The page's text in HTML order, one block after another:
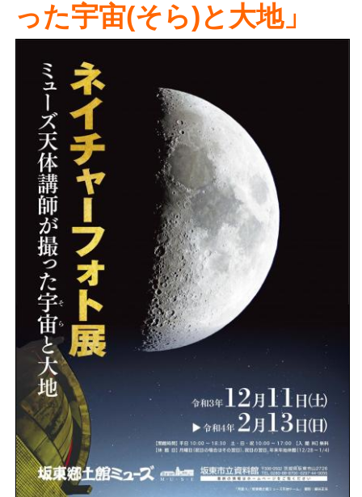
った宇宙(そら)と大地」